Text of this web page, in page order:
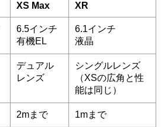
XS Max XR
6.5インチ
有機EL
6.1インチ
液晶
デュアル
レンズ
シングルレンズ
（XSの広角と性
能は同じ）
2mまで 1mまで